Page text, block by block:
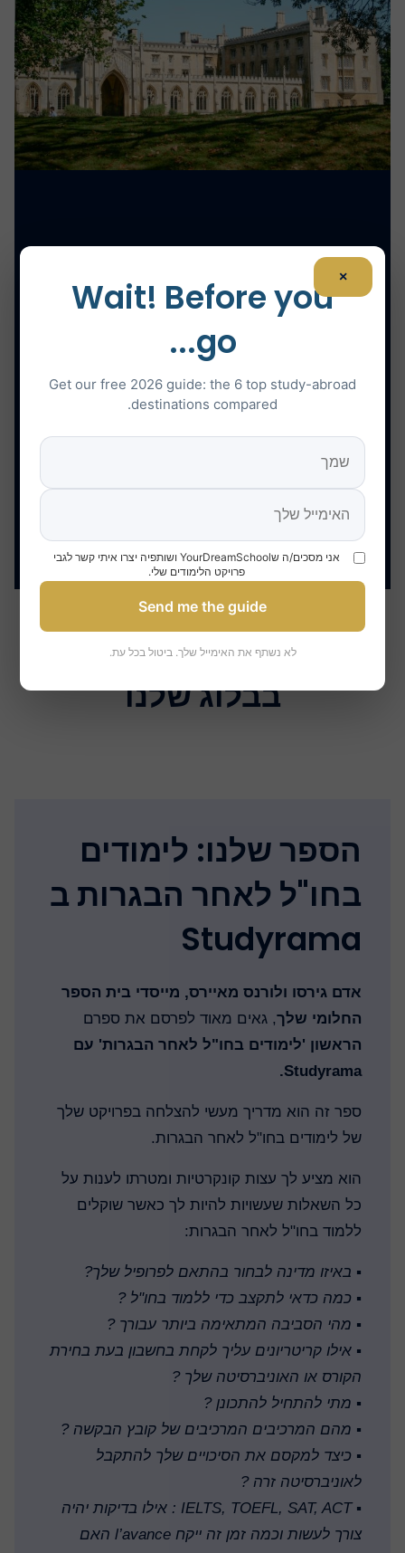
גלו את המאמרים הרבים
בבלוג שלנו
הספר שלנו: לימודים
בחו"ל לאחר הבגרות ב
Studyrama
אדם גירסו ולורנס מאיירס, מייסדי בית הספר
החלומי שלך, גאים מאוד לפרסם את ספרם
הראשון 'לימודים בחו"ל לאחר הבגרות' עם
Studyrama.
ספר זה הוא מדריך מעשי להצלחה בפרויקט שלך
של לימודים בחו"ל לאחר הבגרות.
הוא מציע לך עצות קונקרטיות ומטרתו לענות על
כל השאלות שעשויות להיות לך כאשר שוקלים
ללמוד בחו"ל לאחר הבגרות:
▪️ באיזו מדינה לבחור בהתאם לפרופיל שלך?
▪️ כמה כדאי לתקצב כדי ללמוד בחו"ל ?
▪️ מהי הסביבה המתאימה ביותר עבורך ?
▪️ אילו קריטריונים עליך לקחת בחשבון בעת בחירת
הקורס או האוניברסיטה שלך ?
▪️ מתי להתחיל להתכונן ?
▪️ מהם המרכיבים המרכיבים של קובץ הבקשה ?
▪️ כיצד למקסם את הסיכויים שלך להתקבל
לאוניברסיטה זרה ?
▪️
IELTS, TOEFL, SAT, ACT : אילו בדיקות יהיה
צורך לעשות וכמה זמן זה ייקח l’avance האם
×
Wait! Before you
go...
Get our free 2026 guide: the 6 top study-abroad
destinations compared.
אני מסכים/ה שYourDreamSchool ושותפיה יצרו איתי קשר לגבי
פרויקט הלימודים שלי.
Send me the guide
לא נשתף את האימייל שלך. ביטול בכל עת.